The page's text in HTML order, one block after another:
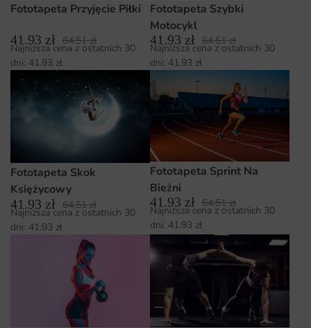
Fototapeta Przyjęcie Piłki
41.93 zł 64.51zł
Najniższa cena z ostatnich 30
dni: 41.93 zł
Fototapeta Szybki
Motocykl
41.93 zł 64.51zł
Najniższa cena z ostatnich 30
dni: 41.93 zł
Fototapeta Skok
Księżycowy
41.93 zł 64.51zł
Najniższa cena z ostatnich 30
dni: 41.93 zł
Fototapeta Sprint Na
Bieżni
41.93 zł 64.51zł
Najniższa cena z ostatnich 30
dni: 41.93 zł